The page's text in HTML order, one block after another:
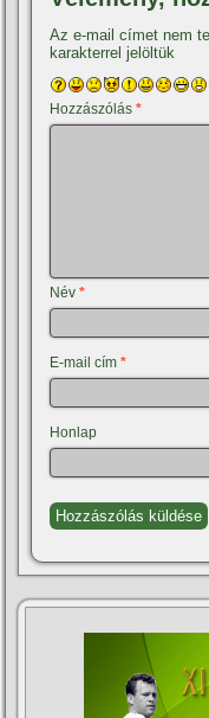
Az e-mail címet nem
karakterrel jelöltük
Hozzászólás*
Név*
E-mail cím*
Honlap